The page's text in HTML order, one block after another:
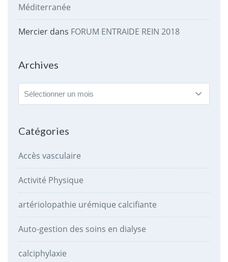
Méditerranée
Mercierdans FORUM ENTRAIDE REIN 2018
Archives
Archives
Catégories
Accès vasculaire
Activité Physique
artériolopathie urémique calcifiante
Auto-gestion des soins en dialyse
calciphylaxie